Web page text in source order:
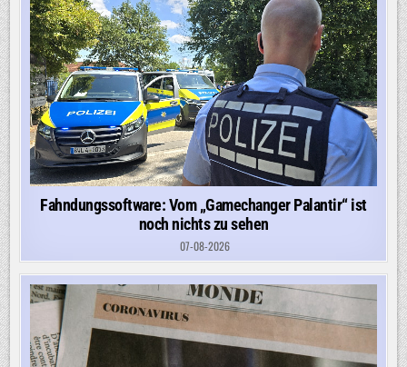
Fahndungssoftware: Vom „Gamechanger Palantir“ ist
noch nichts zu sehen
07-08-2026